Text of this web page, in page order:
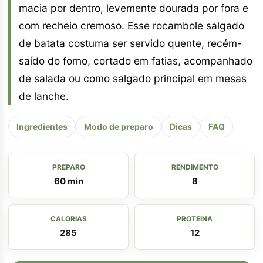
macia por dentro, levemente dourada por fora e
com recheio cremoso. Esse rocambole salgado
de batata costuma ser servido quente, recém-
saído do forno, cortado em fatias, acompanhado
de salada ou como salgado principal em mesas
de lanche.
Ingredientes Modo de preparo Dicas FAQ
PREPARO
60 min
RENDIMENTO
8
CALORIAS
285
PROTEINA
12